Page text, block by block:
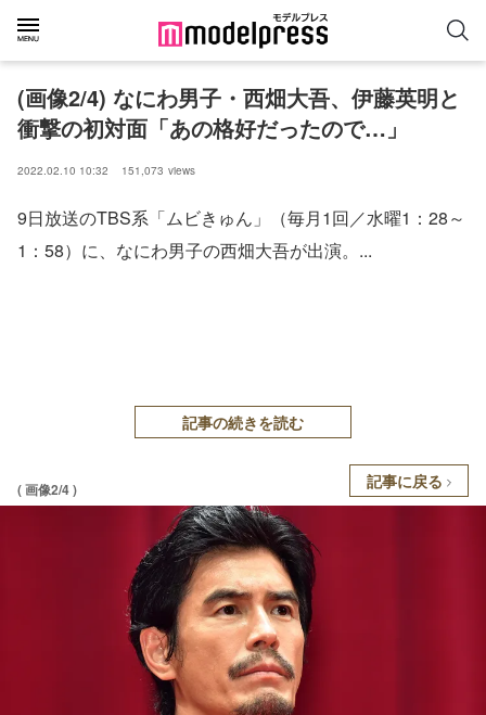
(画像2/4) なにわ男子・西畑大吾、伊藤英明と
衝撃の初対面「あの格好だったので…」
2022.02.10 10:32 151,073 views
9日放送のTBS系「ムビきゅん」（毎月1回／水曜1：28～
1：58）に、なにわ男子の西畑大吾が出演。...
記事の続きを読む
( 画像2/4 ) 記事に戻る